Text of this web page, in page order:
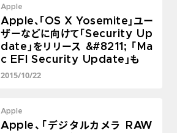
Apple
Apple、「OS X Yosemite」ユー
ザーなどに向けて「Security Up
date」をリリース &#8211; 「Ma
c EFI Security Update」も
2015/10/22
Apple
Apple、「デジタルカメラ RAW